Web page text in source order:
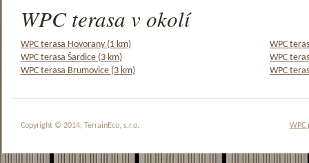
WPC terasa v okolí
WPC terasa Hovorany (1 km)
WPC
WPC terasa Šardice (3 km)
WPC
WPC terasa Brumovice (3 km)
WPC
WPC
Copyright © 2014, TerrainEco, s.r.o.